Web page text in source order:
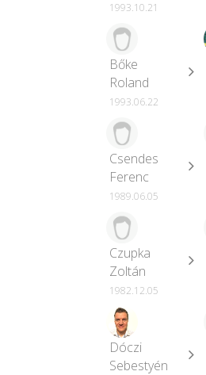
1993.10.21
Bőke
Roland
1993.06.22
Csendes
Ferenc
1989.06.05
Czupka
Zoltán
1982.12.05
Dóczi
Sebestyén